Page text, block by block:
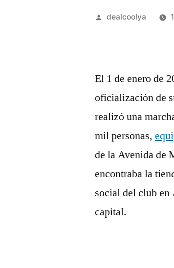
Publicado
dealcoolya
El 1 de enero de
oficialización de
realizó una
mil personas,
de la Avenida de
encontraba la
social del club en
capital.